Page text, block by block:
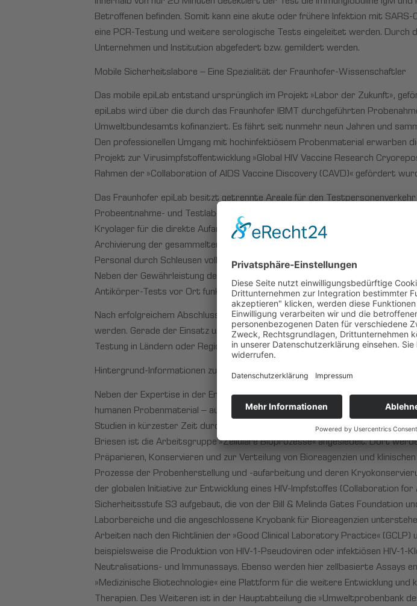
Betroffenen befinden. Somit kann eine akute oder frühere Infektion mit
eine PCR-Testung und weitere serologische Tests eingeleitet werden. Durch
Unternehmen und Institution abgefedert bzw. gemildert werden.
Mobile Sicherheitslabore – Eine Spezialität der Fraunhofer-Wissenschaftler
Das mobile epiLab entstand ursprünglich im Projekt »Labor der Zukunft»,
epiLabs wird über die durch das Fraunhofer IBMT durchgeführten
Umweltbundesamts kofinanziert. Es fährt seit nunmehr neun Jahren und
Den professionellen Umgang mit hochinfektiösem Probenmaterial erwarben
Projekt zur Virusimpfstoffentwicklung »Global HIV Vaccine Research
Rahmen der »Collaboration of AIDS Vaccine Discovery (CAVD)« gefördert
Das Fraunhofer epiLab besitzt getrennte Areale für den
Probeentnahme- und Testlaborbereich (16 m2) unter der biologischen
Kryolager für die direkte Aufarbeitung der Testproben, der Durchführung,
Archivierung der gesammelten Proben. Dadurch sind Testprobanden und
Personal durch Schleusen vollkommen voneinander getrennt, sodass das
Neben der Gewährleistung der sicheren Probenentnahme ist das epiLab
Antikörper-Tests vor Ort funktionell komplett ausgestattet.
Nach erfolgreichem Abschluss können die etablierten Protokolle leicht auf
werden. Gerade der Einsatz und die Validierung des epiLabs für die
Testung in Ländern oder Regionen, die keine entsprechende
Hintergrund-Informationen zur Fraunhofer IBMT-Expertise
Neben der Expertise in der Entwicklung von mobilen Laboreinheiten zum
humanen Probenmaterial – auch infektiösen Patientenproben – verfügt das
Studien in kürzester Zeit durchzuführen. In der Hauptabteilung
Briesen ist die Arbeitsgruppe »Zelluläre Bioprozesse« angesiedelt. Dort
Präparieren, Konservieren und zur Verteilung von Bioreagenzien und
Prozesse der Probenherstellung und -aufarbeitung und deren
der globalen Initiative zur Entwicklung eines HIV-Impfstoffes (Collaboration
Sicherheitsstufe S3 aufgebaut, die von der Bill & Melinda Gates Foundation
Laborbereiche und die angeschlossene Kryobank für Bioreagenzien
Arbeiten nach den Richtlinien der »Good Clinical Laboratory Practice«
beispielsweise die Produktion von HIV-1-Pseudoviren oder infektiösen HIV-1-
Neutralisations- und Immunassays. Ebenso werden hier zellbasierte
»Medizinische Biotechnologie« eine Plattform für die weitere Entwicklung und
Therapien. Des Weiteren ist in der Hauptabteilung die »Umweltprobenbank